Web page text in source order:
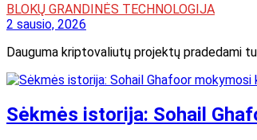
BLOKŲ GRANDINĖS TECHNOLOGIJA
2 sausio, 2026
Dauguma kriptovaliutų projektų pradedami
Sėkmės istorija: Sohail